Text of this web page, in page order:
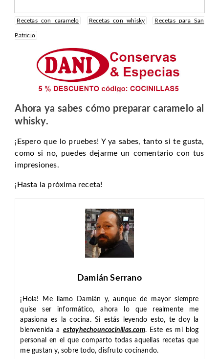
Recetas con caramelo Recetas con whisky Recetas para San
Patricio
Ahora ya sabes cómo preparar caramelo al
whisky.
¡Espero que lo pruebes! Y ya sabes, tanto si te gusta,
como si no, puedes dejarme un comentario con tus
impresiones.
¡Hasta la próxima receta!
Damián Serrano
¡Hola! Me llamo Damián y, aunque de mayor siempre
quise ser informático, ahora lo que realmente me
apasiona es la cocina. Si estás leyendo esto, te doy la
bienvenida a estoyhechouncocinillas.com. Este es mi blog
personal en el que comparto todas aquellas recetas que
me gustan y, sobre todo, disfruto cocinando.